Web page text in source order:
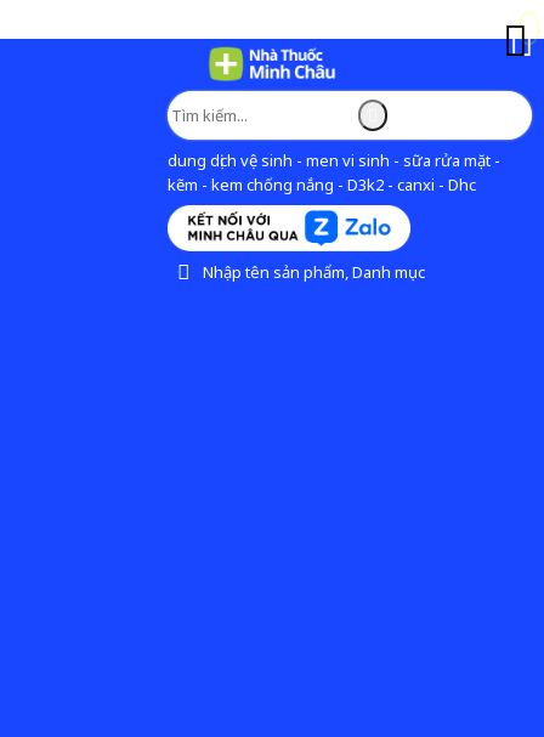
dung dịch vệ sinh - men vi sinh - sữa rửa mặt -
kẽm - kem chống nắng - D3k2 - canxi - Dhc
Nhập tên sản phẩm, Danh mục